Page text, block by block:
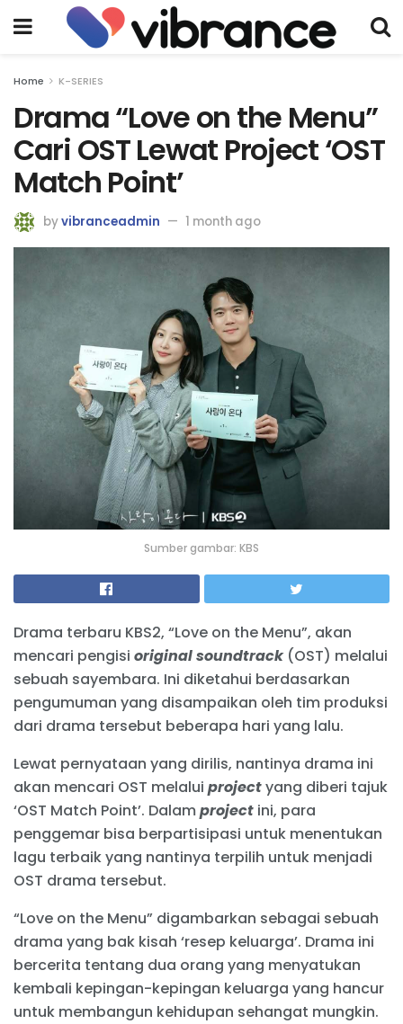
Home K-SERIES
Drama “Love on the Menu”
Cari OST Lewat Project ‘OST
Match Point’
byvibranceadmin 1 month ago
Sumber gambar: KBS
Drama terbaru KBS2, “Love on the Menu”, akan
mencari pengisi original soundtrack(OST) melalui
sebuah sayembara. Ini diketahui berdasarkan
pengumuman yang disampaikan oleh tim produksi
dari drama tersebut beberapa hari yang lalu.
Lewat pernyataan yang dirilis, nantinya drama ini
akan mencari OST melalui projectyang diberi tajuk
‘OST Match Point’. Dalamproject ini, para
penggemar bisa berpartisipasi untuk menentukan
lagu terbaik yang nantinya terpilih untuk menjadi
OST drama tersebut.
“Love on the Menu” digambarkan sebagai sebuah
drama yang bak kisah ‘resep keluarga’. Drama ini
bercerita tentang dua orang yang menyatukan
kembali kepingan-kepingan keluarga yang hancur
untuk membangun kehidupan sehangat mungkin.